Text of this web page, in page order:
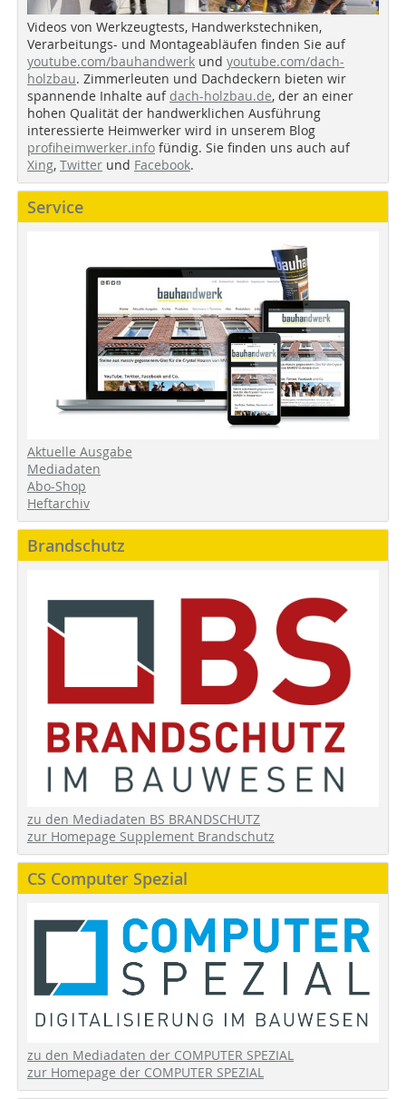
Videos von Werkzeugtests, Handwerkstechniken,
Verarbeitungs- und Montageabläufen finden Sie auf
youtube.com/bauhandwerk und youtube.com/dach-
holzbau. Zimmerleuten und Dachdeckern bieten wir
spannende Inhalte auf dach-holzbau.de, der an einer
hohen Qualität der handwerklichen Ausführung
interessierte Heimwerker wird in unserem Blog
profiheimwerker.info fündig. Sie finden uns auch auf
Xing, Twitter und Facebook.
Service
Aktuelle Ausgabe
Mediadaten
Abo-Shop
Heftarchiv
Brandschutz
zu den Mediadaten BS BRANDSCHUTZ
zur Homepage Supplement Brandschutz
CS Computer Spezial
zu den Mediadaten der COMPUTER SPEZIAL
zur Homepage der COMPUTER SPEZIAL